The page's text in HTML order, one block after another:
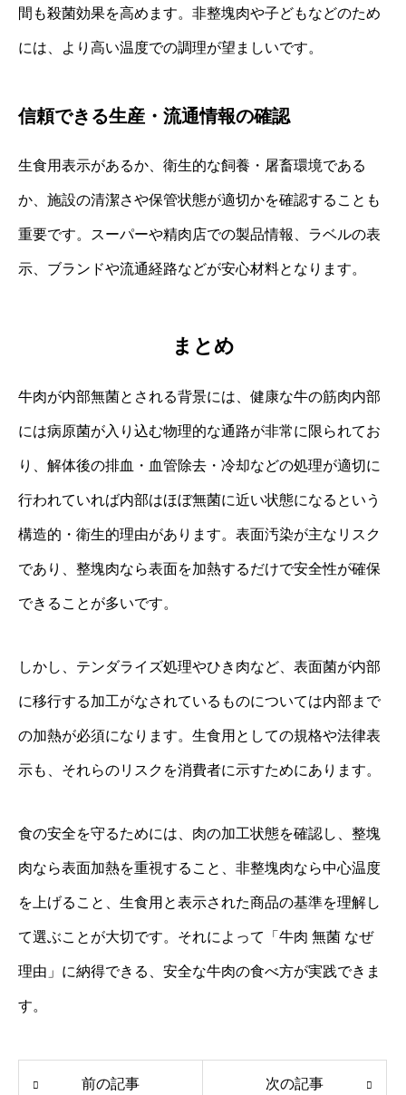
間も殺菌効果を高めます。非整塊肉や子どもなどのため
には、より高い温度での調理が望ましいです。
信頼できる生産・流通情報の確認
生食用表示があるか、衛生的な飼養・屠畜環境である
か、施設の清潔さや保管状態が適切かを確認することも
重要です。スーパーや精肉店での製品情報、ラベルの表
示、ブランドや流通経路などが安心材料となります。
まとめ
牛肉が内部無菌とされる背景には、健康な牛の筋肉内部
には病原菌が入り込む物理的な通路が非常に限られてお
り、解体後の排血・血管除去・冷却などの処理が適切に
行われていれば内部はほぼ無菌に近い状態になるという
構造的・衛生的理由があります。表面汚染が主なリスク
であり、整塊肉なら表面を加熱するだけで安全性が確保
できることが多いです。
しかし、テンダライズ処理やひき肉など、表面菌が内部
に移行する加工がなされているものについては内部まで
の加熱が必須になります。生食用としての規格や法律表
示も、それらのリスクを消費者に示すためにあります。
食の安全を守るためには、肉の加工状態を確認し、整塊
肉なら表面加熱を重視すること、非整塊肉なら中心温度
を上げること、生食用と表示された商品の基準を理解し
て選ぶことが大切です。それによって「牛肉 無菌 なぜ
理由」に納得できる、安全な牛肉の食べ方が実践できま
す。
前の記事 次の記事